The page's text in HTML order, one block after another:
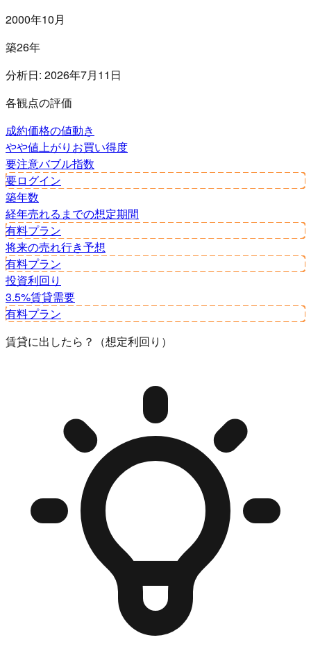
2000年10月
築26年
分析日: 2026年7月11日
各観点の評価
成約価格の値動き
やや値上がり お買い得度
要注意バブル指数
要ログイン
築年数
経年売れるまでの想定期間
有料プラン
将来の売れ行き予想
有料プラン
投資利回り
3.5%賃貸需要
有料プラン
賃貸に出したら？（想定利回り）